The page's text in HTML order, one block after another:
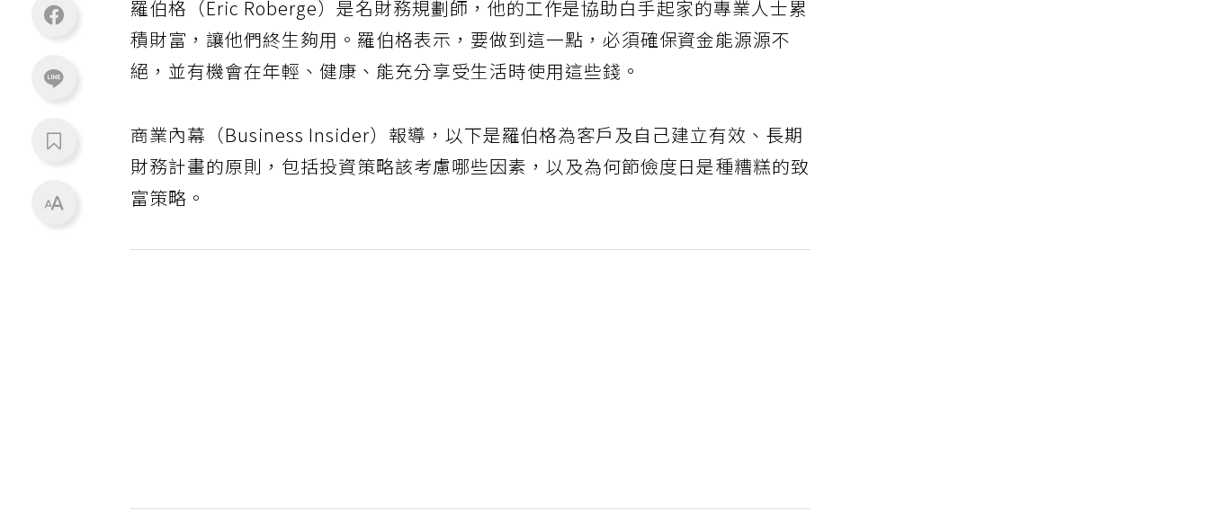
羅伯格（Eric Roberge）是名財務規劃師，他的工作是協助白手起家的專業人士累
積財富，讓他們終生夠用。羅伯格表示，要做到這一點，必須確保資金能源源不
絕，並有機會在年輕、健康、能充分享受生活時使用這些錢。
商業內幕（Business Insider）報導，以下是羅伯格為客戶及自己建立有效、長期
財務計畫的原則，包括投資策略該考慮哪些因素，以及為何節儉度日是種糟糕的致
富策略。